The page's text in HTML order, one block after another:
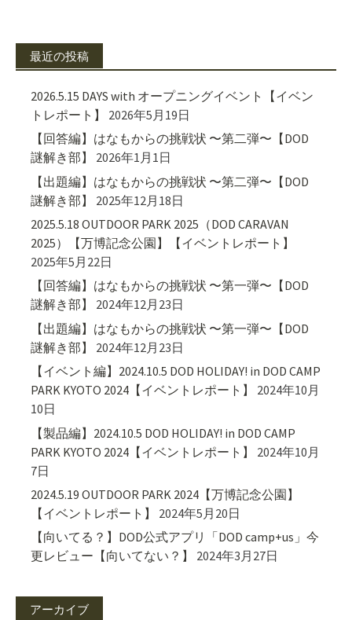
最近の投稿
2026.5.15 DAYS with オープニングイベント【イベン
トレポート】
2026年5月19日
【回答編】はなもからの挑戦状 〜第二弾〜【DOD
謎解き部】
2026年1月1日
【出題編】はなもからの挑戦状 〜第二弾〜【DOD
謎解き部】
2025年12月18日
2025.5.18 OUTDOOR PARK 2025（DOD CARAVAN
2025）【万博記念公園】【イベントレポート】
2025年5月22日
【回答編】はなもからの挑戦状 〜第一弾〜【DOD
謎解き部】
2024年12月23日
【出題編】はなもからの挑戦状 〜第一弾〜【DOD
謎解き部】
2024年12月23日
【イベント編】2024.10.5 DOD HOLIDAY! in DOD CAMP
PARK KYOTO 2024【イベントレポート】
2024年10月
10日
【製品編】2024.10.5 DOD HOLIDAY! in DOD CAMP
PARK KYOTO 2024【イベントレポート】
2024年10月
7日
2024.5.19 OUTDOOR PARK 2024【万博記念公園】
【イベントレポート】
2024年5月20日
【向いてる？】DOD公式アプリ「DOD camp+us」今
更レビュー【向いてない？】
2024年3月27日
アーカイブ